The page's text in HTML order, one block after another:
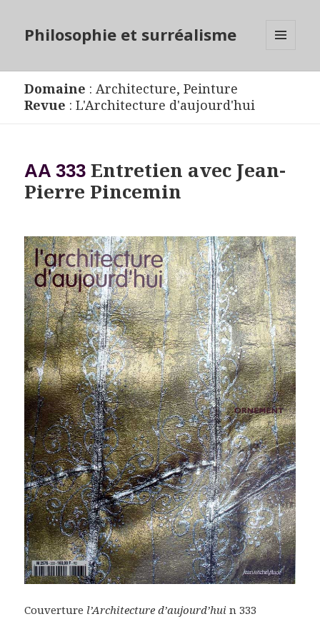
Philosophie et surréalisme
Domaine :Architecture,Peinture
Revue :L'Architecture d'aujourd'hui
AA 333 Entretien avec Jean-
Pierre Pincemin
Couverture l’Architecture d’aujourd’hui n 333